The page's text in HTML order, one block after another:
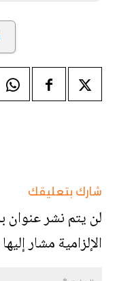
شارك بتعليقك
لن يتم نشر عنوان
الإلزامية مشار